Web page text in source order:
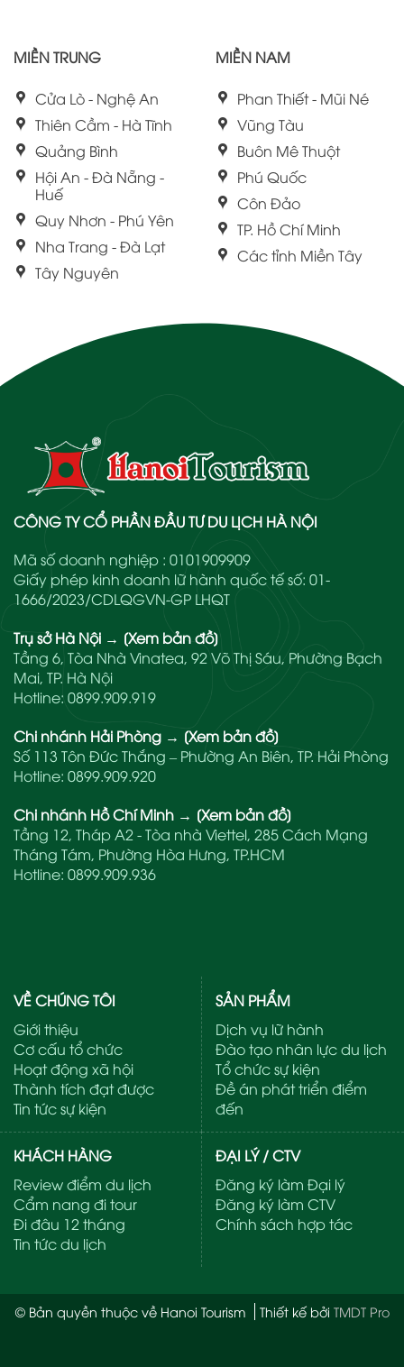
MIỀN TRUNG
Cửa Lò - Nghệ An
Thiên Cầm - Hà Tĩnh
Quảng Bình
Hội An - Đà Nẵng -
Huế
Quy Nhơn - Phú Yên
Nha Trang - Đà Lạt
Tây Nguyên
MIỀN NAM
Phan Thiết - Mũi Né
Vũng Tàu
Buôn Mê Thuột
Phú Quốc
Côn Đảo
TP. Hồ Chí Minh
Các tỉnh Miền Tây
CÔNG TY CỔ PHẦN ĐẦU TƯ DU LỊCH HÀ NỘI
Mã số doanh nghiệp : 0101909909
Giấy phép kinh doanh lữ hành quốc tế số: 01-
1666/2023/CDLQGVN-GP LHQT
Trụ sở Hà Nội → [Xem bản đồ]
Tầng 6, Tòa Nhà Vinatea, 92 Võ Thị Sáu, Phường Bạch
Mai, TP. Hà Nội
Hotline: 0899.909.919
Chi nhánh Hải Phòng → [Xem bản đồ]
Số 113 Tôn Đức Thắng – Phường An Biên, TP. Hải Phòng
Hotline: 0899.909.920
Chi nhánh Hồ Chí Minh → [Xem bản đồ]
Tầng 12, Tháp A2 - Tòa nhà Viettel, 285 Cách Mạng
Tháng Tám, Phường Hòa Hưng, TP.HCM
Hotline: 0899.909.936
VỀ CHÚNG TÔI
Giới thiệu
Cơ cấu tổ chức
Hoạt động xã hội
Thành tích đạt được
Tin tức sự kiện
SẢN PHẨM
Dịch vụ lữ hành
Đào tạo nhân lực du lịch
Tổ chức sự kiện
Đề án phát triển điểm
đến
KHÁCH HÀNG
Review điểm du lịch
Cẩm nang đi tour
Đi đâu 12 tháng
Tin tức du lịch
ĐẠI LÝ / CTV
Đăng ký làm Đại lý
Đăng ký làm CTV
Chính sách hợp tác
© Bản quyền thuộc về Hanoi Tourism Thiết kế bởi TMDT Pro